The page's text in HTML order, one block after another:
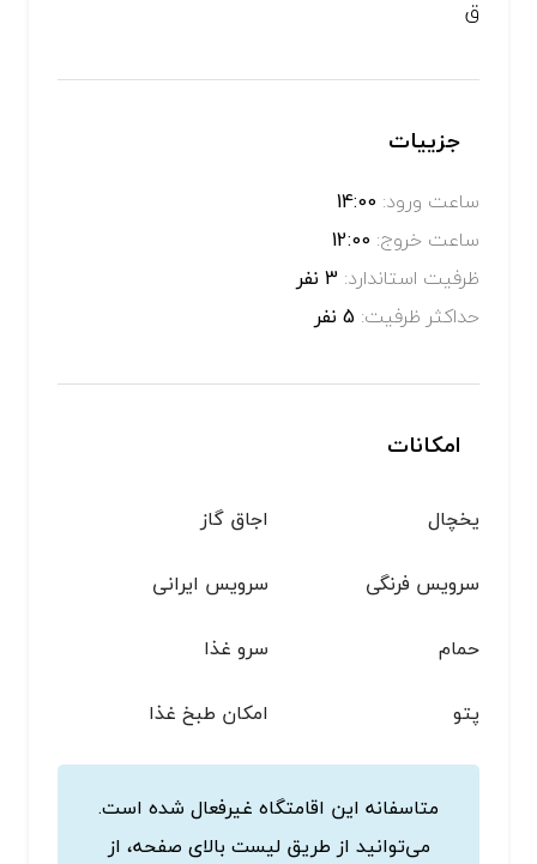
ق
جزییات
ساعت ورود:
ساعت خروج:
ظرفیت استاندارد:
حداکثر ظرفیت:
امکانات
یخچال
اجاق گاز
سرویس فرنگی
سرویس ایرانی
حمام
سرو غذا
پتو
امکان طبخ غذا
متاسفانه این اقامتگاه غیرفعال شده است.
می‌توانید از طریق لیست بالای صفحه، از